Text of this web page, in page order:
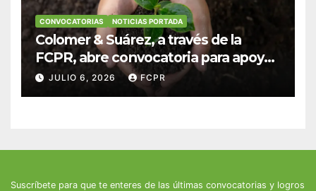
CONVOCATORIAS NOTICIAS PORTADA
Colomer & Suárez, a través de la
FCPR, abre convocatoria para apoyar
proyectos de seguridad alimentaria
JULIO 6, 2026 FCPR
Suscríbete para que te enteres de las últimas convocatorias y logros